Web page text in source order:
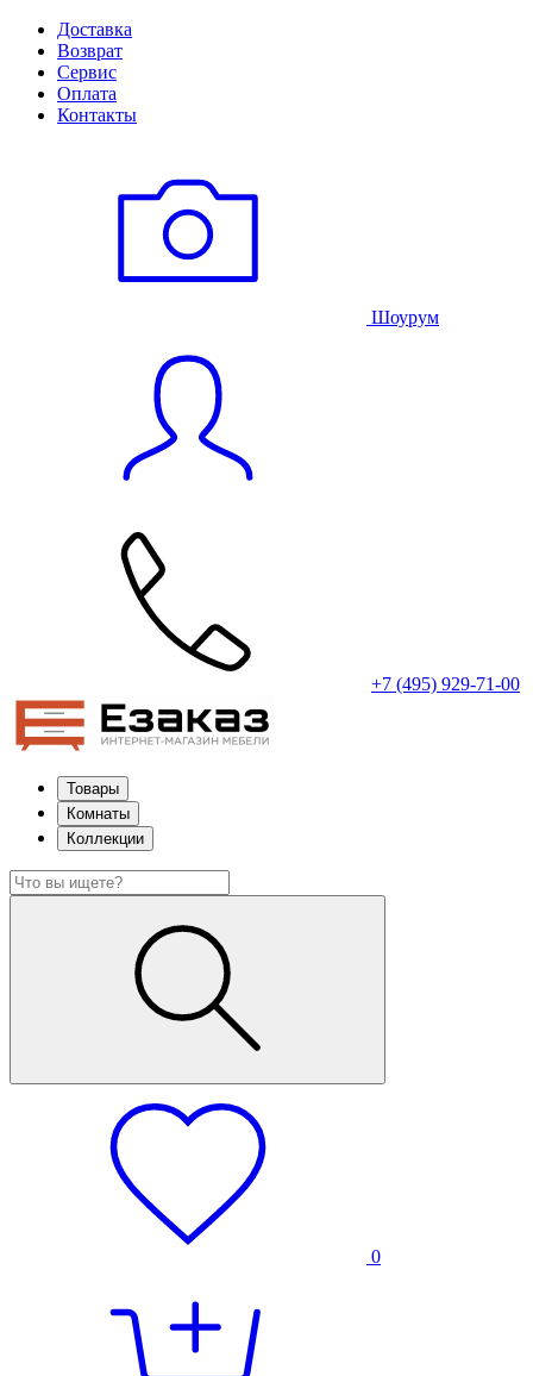
Доставка
Возврат
Сервис
Оплата
Контакты
Шоурум
+7 (495) 929-71-00
Товары
Комнаты
Коллекции
0